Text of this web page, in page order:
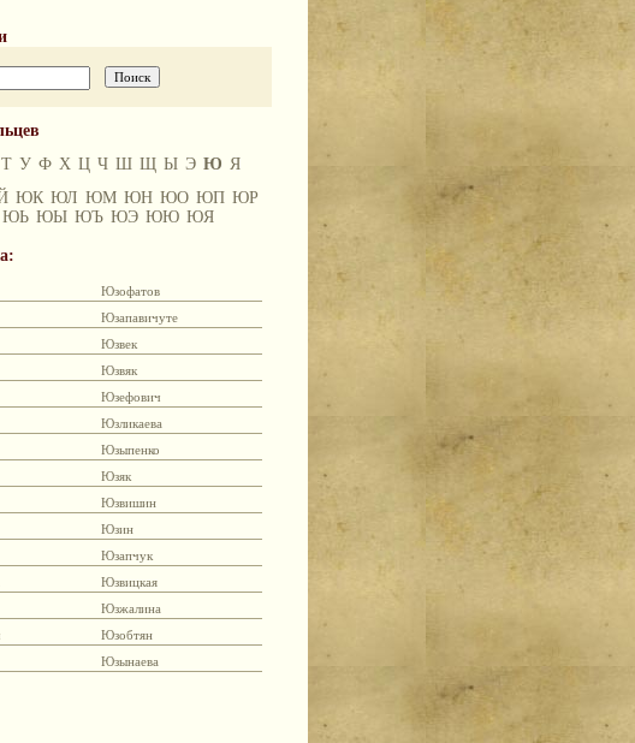
Т У Ф Х Ц Ч Ш Щ Ы Э Ю Я
ЮК ЮЛ ЮМ ЮН ЮО ЮП ЮР
ЮЬ ЮЫ ЮЪ ЮЭ ЮЮ ЮЯ
Юзофатов
Юзапавичуте
Юзвек
Юзвяк
Юзефович
Юзликаева
Юзыпенко
Юзяк
Юзвишин
Юзин
Юзапчук
Юзвицкая
Юзжалина
Юзобтян
Юзынаева